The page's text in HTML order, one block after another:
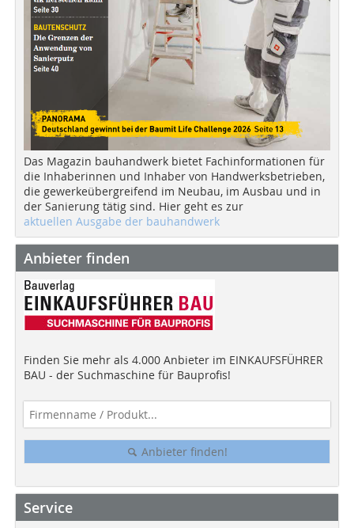
Das Magazin bauhandwerk bietet Fachinformationen für
die Inhaberinnen und Inhaber von Handwerksbetrieben,
die gewerkeübergreifend im Neubau, im Ausbau und in
der Sanierung tätig sind. Hier geht es zur
aktuellen Ausgabe der bauhandwerk
Anbieter finden
Finden Sie mehr als 4.000 Anbieter im EINKAUFSFÜHRER
BAU - der Suchmaschine für Bauprofis!
Anbieter finden!
Service